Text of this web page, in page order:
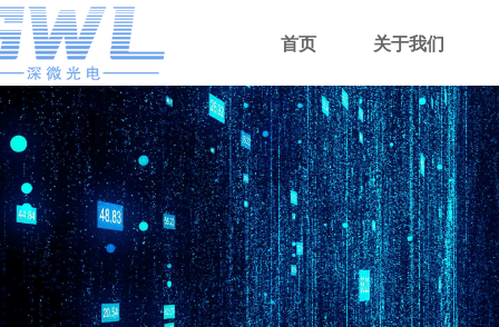
首页 关于我们
Control Render